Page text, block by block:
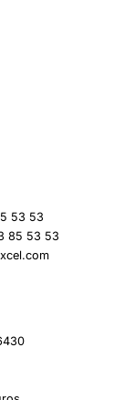
53 53
85 53 53